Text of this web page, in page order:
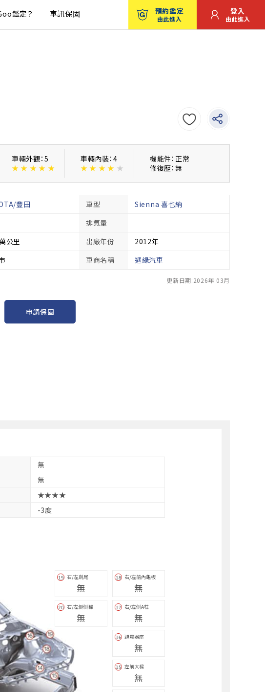
鑑定？ 車訊保固 預約鑑定
由此進入
登入
由此進入
車輛外觀：5
★ ★ ★ ★ ★
車輛內裝：4
★ ★ ★ ★ ★
機能件：正常
修復歴：無
豐田 車型
Sienna 喜也納
排氣量
公里 出廠年份
2012年
車商名稱 遇緣汽車
更新日期:2026年 03月
申請保固
無
無
★★★★
-3度
15 左前大樑
無
16 避震器座
無
17 右/左側A柱
無
18 右/左前內龜板
無
19 右/左劍尾
無
20 右/左側側樑
無